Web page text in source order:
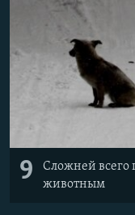
9
Сложней
животным